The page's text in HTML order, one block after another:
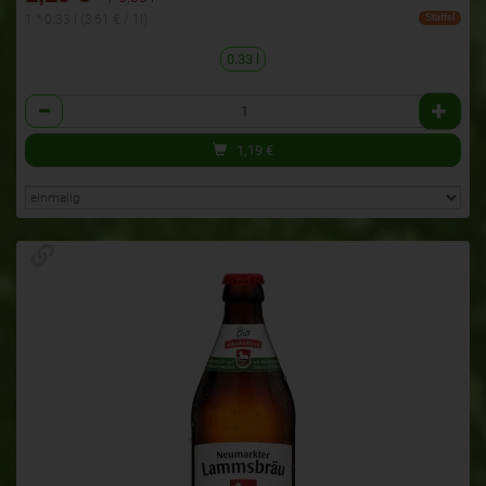
Staffel
0.33 l
Anzahl
1,19 €